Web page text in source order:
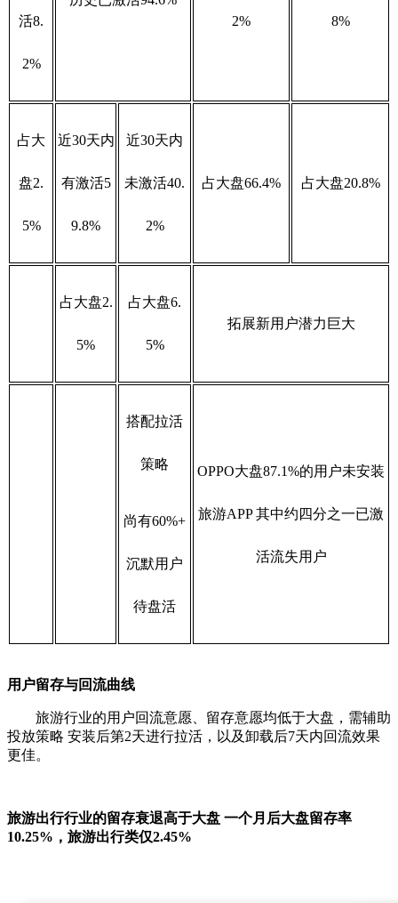
活8.
2%
2%
8%
占大
盘2.
5%
近30天内
有激活5
9.8%
近30天内
未激活40.
2%
占大盘66.4% 占大盘20.8%
占大盘2.
5%
占大盘6.
5%
拓展新用户潜力巨大
搭配拉活
策略
尚有60%+
沉默用户
待盘活
OPPO大盘87.1%的用户未安装
旅游APP 其中约四分之一已激
活流失用户
用户留存与回流曲线
旅游行业的用户回流意愿、留存意愿均低于大盘，需辅助
投放策略 安装后第2天进行拉活，以及卸载后7天内回流效果
更佳。
旅游出行行业的留存衰退高于大盘 一个月后大盘留存率
10.25%，旅游出行类仅2.45%